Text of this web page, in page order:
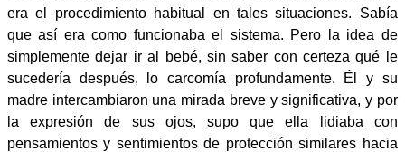
era el procedimiento habitual en tales situaciones. Sabía
que así era como funcionaba el sistema. Pero la idea de
simplemente dejar ir al bebé, sin saber con certeza qué le
sucedería después, lo carcomía profundamente. Él y su
madre intercambiaron una mirada breve y significativa, y por
la expresión de sus ojos, supo que ella lidiaba con
pensamientos y sentimientos de protección similares hacia